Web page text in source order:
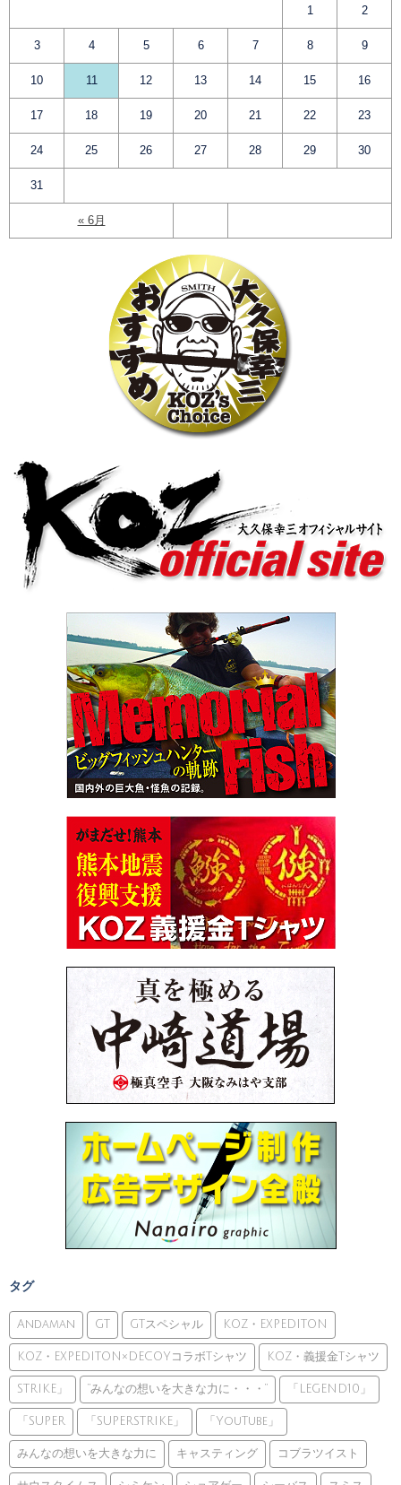
« 6月
1 2
3 4 5 6 7 8 9
10 11 12 13 14 15 16
17 18 19 20 21 22 23
24 25 26 27 28 29 30
31
タグ
Andaman GT GTスペシャル KOZ・EXPEDITON
KOZ・EXPEDITON×DECOYコラボTシャツ KOZ・義援金Tシャツ
STRIKE」 ”みんなの想いを大きな力に・・・” 「LEGEND10」
「SUPER 「SUPERSTRIKE」 「YouTube」
みんなの想いを大きな力に キャスティング コブラツイスト